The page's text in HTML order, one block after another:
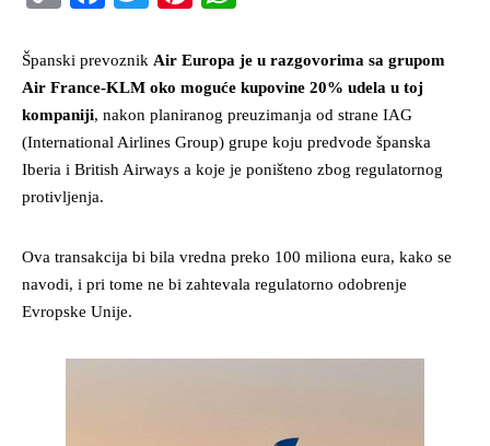
Španski prevoznik Air Europa je u razgovorima sa grupom
Air France-KLM oko moguće kupovine 20% udela u toj
kompaniji, nakon planiranog preuzimanja od strane IAG
(International Airlines Group) grupe koju predvode španska
Iberia i British Airways a koje je poništeno zbog regulatornog
protivljenja.
Ova transakcija bi bila vredna preko 100 miliona eura, kako se
navodi, i pri tome ne bi zahtevala regulatorno odobrenje
Evropske Unije.